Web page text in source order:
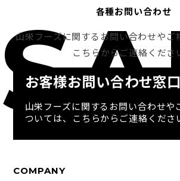
各種お問い合わせ
山栄フーズに関するお問い合わせやご
こちらからご連絡くださ
お客様お問い合わせ窓口
山栄フーズに関するお問い合わせや
ついては、こちらからご連絡くださ
COMPANY